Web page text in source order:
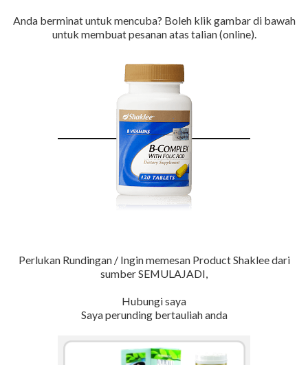
Anda berminat untuk mencuba? Boleh klik gambar di bawah
untuk membuat pesanan atas talian (online).
Perlukan Rundingan / Ingin memesan Product Shaklee dari
sumber SEMULAJADI,
Hubungi saya
Saya perunding bertauliah anda